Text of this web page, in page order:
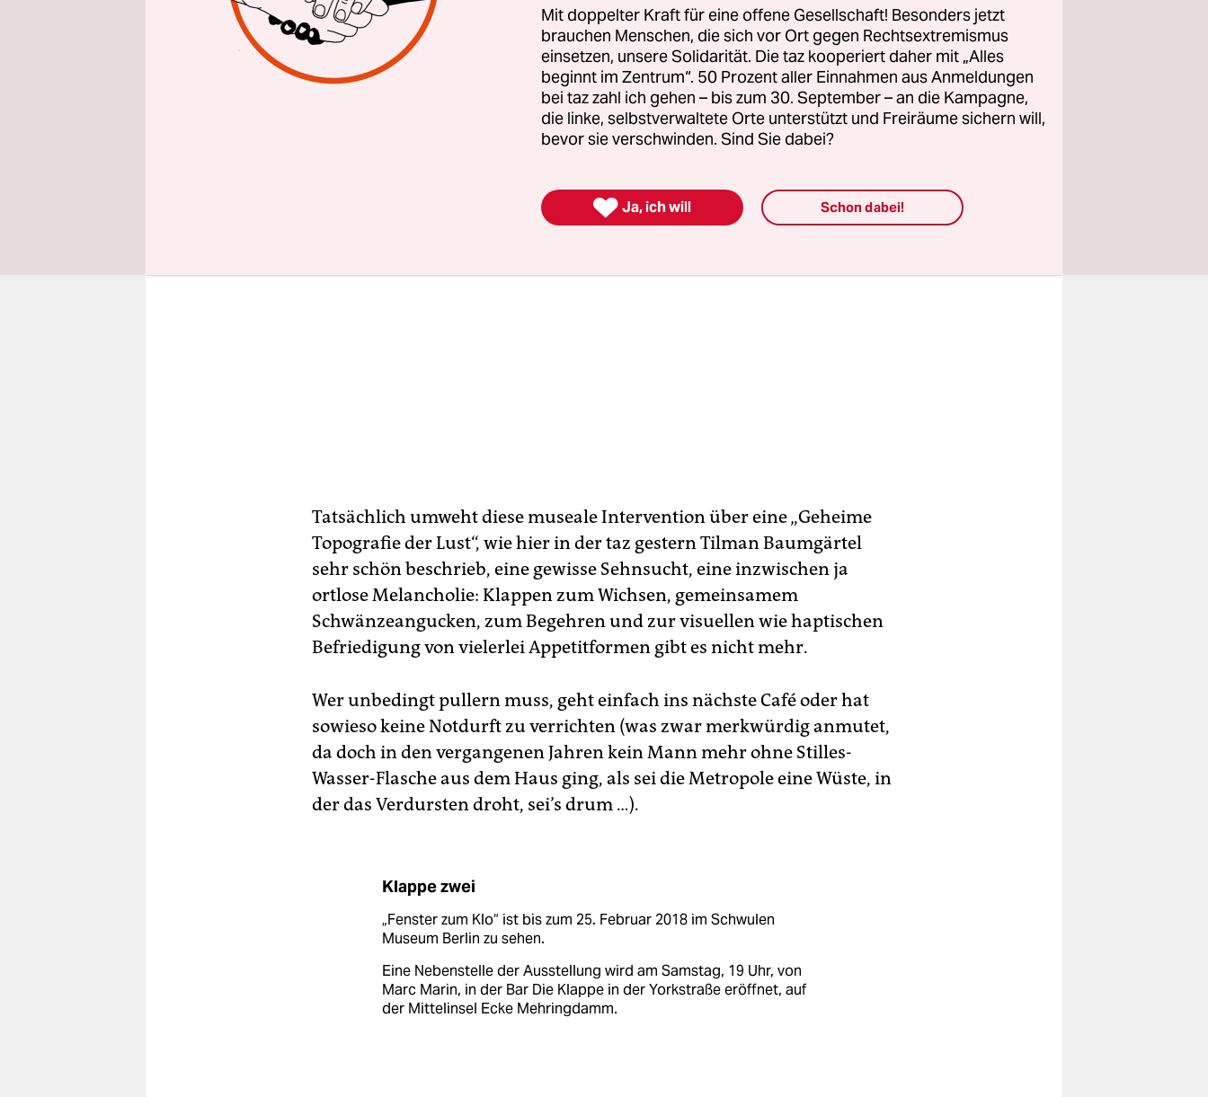
In einem Infobrief der von schwulen Männern tapfer und hartnäckig
aufgebauten Institution hieß es nur wegwerfend, entwertend, das sei
ein Ding von cis-weißen Männern. Schwule Männer also, musste man
diese Invektive verstehen, zählen nicht mehr als Überlebende von
Homophobie, nicht mehr als in den meisten Jahren ihrer Leben
Benachteiligte, Kleingehaltene, Diskriminierte.
Tatsächlich umweht diese museale Intervention über eine „Geheime
Topografie der Lust“, wie hier in der taz gestern Tilman Baumgärtel
sehr schön beschrieb, eine gewisse Sehnsucht, eine inzwischen ja
ortlose Melancholie: Klappen zum Wichsen, gemeinsamem
Schwänzeangucken, zum Begehren und zur visuellen wie haptischen
Befriedigung von vielerlei Appetitformen gibt es nicht mehr.
Wer unbedingt pullern muss, geht einfach ins nächste Café oder hat
sowieso keine Notdurft zu verrichten (was zwar merkwürdig anmutet,
da doch in den vergangenen Jahren kein Mann mehr ohne Stilles-
Wasser-Flasche aus dem Haus ging, als sei die Metropole eine Wüste, in
der das Verdursten droht, sei’s drum …).
Klappe zwei
„Fenster zum Klo“ ist bis zum 25. Februar 2018 im Schwulen
Museum Berlin zu sehen.
Eine Nebenstelle der Ausstellung wird am Samstag, 19 Uhr, von
Marc Marin, in der Bar Die Klappe in der Yorkstraße eröffnet, auf
der Mittelinsel Ecke Mehringdamm.
Mit doppelter Kraft für eine offene Gesellschaft! Besonders jetzt
brauchen Menschen, die sich vor Ort gegen Rechtsextremismus
einsetzen, unsere Solidarität. Die taz kooperiert daher mit „Alles
beginnt im Zentrum“. 50 Prozent aller Einnahmen aus Anmeldungen
bei taz zahl ich gehen – bis zum 30. September – an die Kampagne,
die linke, selbstverwaltete Orte unterstützt und Freiräume sichern will,
bevor sie verschwinden. Sind Sie dabei?
 Ja, ich will Schon dabei!